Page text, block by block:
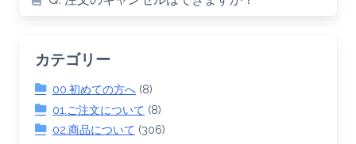
カテゴリー
00.初めての方へ (8)
01.ご注文について (8)
02.商品について (306)